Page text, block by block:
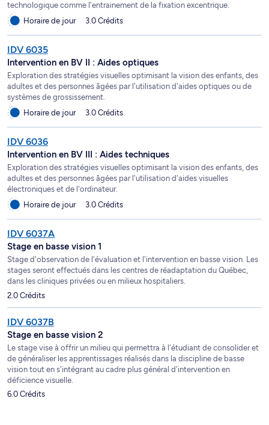
technologique comme l'entrainement de la fixation excentrique.
Horaire de jour
3.0 Crédits
IDV 6035
Intervention en BV II : Aides optiques
Exploration des stratégies visuelles optimisant la vision des enfants, des
adultes et des personnes âgées par l'utilisation d'aides optiques ou de
systèmes de grossissement.
Horaire de jour
3.0 Crédits
IDV 6036
Intervention en BV III : Aides techniques
Exploration des stratégies visuelles optimisant la vision des enfants, des
adultes et des personnes âgées par l'utilisation d'aides visuelles
électroniques et de l'ordinateur.
Horaire de jour
3.0 Crédits
IDV 6037A
Stage en basse vision 1
Stage d'observation de l'évaluation et l'intervention en basse vision. Les
stages seront effectués dans les centres de réadaptation du Québec,
dans les cliniques privées ou en milieux hospitaliers.
2.0 Crédits
IDV 6037B
Stage en basse vision 2
Le stage vise à offrir un milieu qui permettra à l'étudiant de consolider et
de généraliser les apprentissages réalisés dans la discipline de basse
vision tout en s'intégrant au cadre plus général d'intervention en
déficience visuelle.
6.0 Crédits